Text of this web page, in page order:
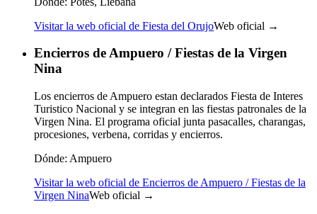
Visitar la web oficial de Fiesta del OrujoWeb oficial →
Encierros de Ampuero / Fiestas de la Virgen
Nina
Los encierros de Ampuero estan declarados Fiesta de Interes
Turistico Nacional y se integran en las fiestas patronales de la
Virgen Nina. El programa oficial junta pasacalles, charangas,
procesiones, verbena, corridas y encierros.
Dónde: Ampuero
Visitar la web oficial de Encierros de Ampuero / Fiestas de la
Virgen NinaWeb oficial →